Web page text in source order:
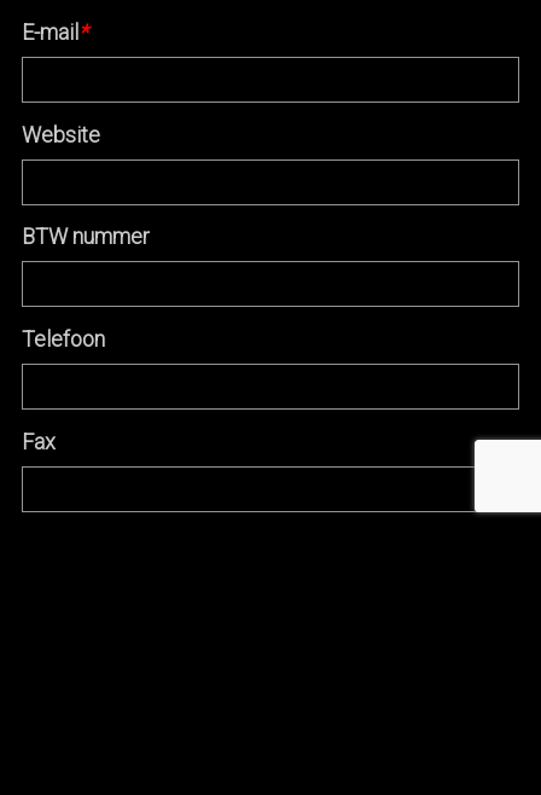
E-mail *
Website
BTW nummer
Telefoon
Fax